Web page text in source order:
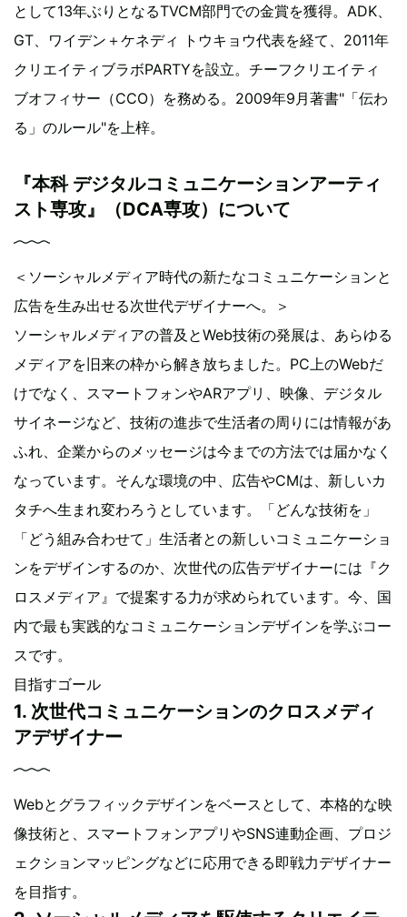
として13年ぶりとなるTVCM部門での金賞を獲得。ADK、
GT、ワイデン＋ケネディ トウキョウ代表を経て、2011年
クリエイティブラボPARTYを設立。チーフクリエイティ
ブオフィサー（CCO）を務める。2009年9月著書"「伝わ
る」のルール"を上梓。
『本科 デジタルコミュニケーションアーティ
スト専攻』（DCA専攻）について
＜ソーシャルメディア時代の新たなコミュニケーションと
広告を生み出せる次世代デザイナーへ。＞
ソーシャルメディアの普及とWeb技術の発展は、あらゆる
メディアを旧来の枠から解き放ちました。PC上のWebだ
けでなく、スマートフォンやARアプリ、映像、デジタル
サイネージなど、技術の進歩で生活者の周りには情報があ
ふれ、企業からのメッセージは今までの方法では届かなく
なっています。そんな環境の中、広告やCMは、新しいカ
タチへ生まれ変わろうとしています。「どんな技術を」
「どう組み合わせて」生活者との新しいコミュニケーショ
ンをデザインするのか、次世代の広告デザイナーには『ク
ロスメディア』で提案する力が求められています。今、国
内で最も実践的なコミュニケーションデザインを学ぶコー
スです。
目指すゴール
1. 次世代コミュニケーションのクロスメディ
アデザイナー
Webとグラフィックデザインをベースとして、本格的な映
像技術と、スマートフォンアプリやSNS連動企画、プロジ
ェクションマッピングなどに応用できる即戦力デザイナー
を目指す。